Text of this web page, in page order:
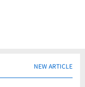
NEW ARTICLE